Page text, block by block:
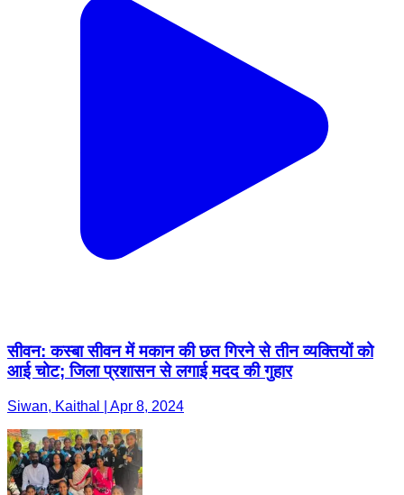
सीवन: कस्बा सीवन में मकान की छत गिरने से तीन व्यक्तियों को
आई चोट; जिला प्रशासन से लगाई मदद की गुहार
Siwan, Kaithal | Apr 8, 2024